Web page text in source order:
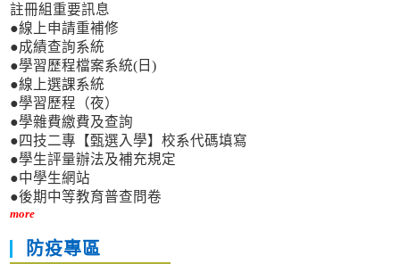
註冊組重要訊息
●線上申請重補修
●成績查詢系統
●學習歷程檔案系統(日)
●線上選課系統
●學習歷程（夜）
●學雜費繳費及查詢
●四技二專【甄選入學】校系代碼填寫
●學生評量辦法及補充規定
●中學生網站
●後期中等教育普查問卷
more
防疫專區